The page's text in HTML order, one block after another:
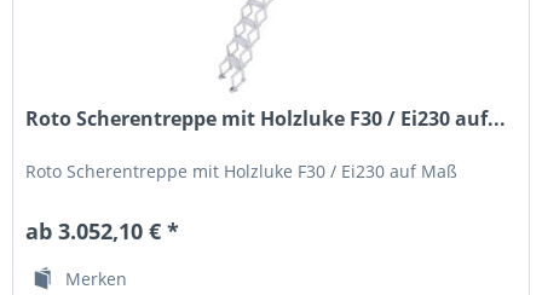
Roto Scherentreppe mit Holzluke F30 / Ei230 auf...
Roto Scherentreppe mit Holzluke F30 / Ei230 auf Maß
ab 3.052,10 € *
Merken